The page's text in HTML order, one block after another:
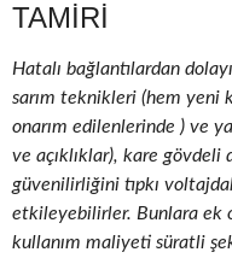
TAMIRI
Hatalı bağlantılardan
sarım teknikleri (hem yeni
onarım edilenlerinde ) ve
ve açıklıklar), kare gövdeli
güvenilirliğini tıpkı
etkileyebilirler. Bunlara ek
kullanım maliyeti süratli